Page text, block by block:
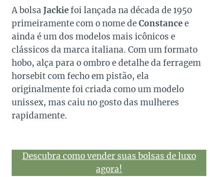
A bolsa Jackiefoi lançada na década de 1950
primeiramente com o nome deConstancee
ainda é um dos modelos mais icônicos e
clássicos da marca italiana. Com um formato
hobo, alça para o ombro e detalhe da ferragem
horsebit com fecho em pistão, ela
originalmente foi criada como um modelo
unissex, mas caiu no gosto das mulheres
rapidamente.
Descubra como vender suas bolsas de luxo
agora!